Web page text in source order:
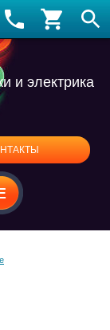
и электрика